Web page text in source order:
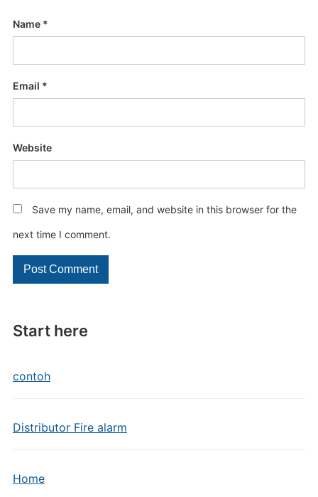
Start here
contoh
Distributor Fire alarm
Home
Name *
Email *
Website
Save my name, email, and website in this browser for the
next time I comment.